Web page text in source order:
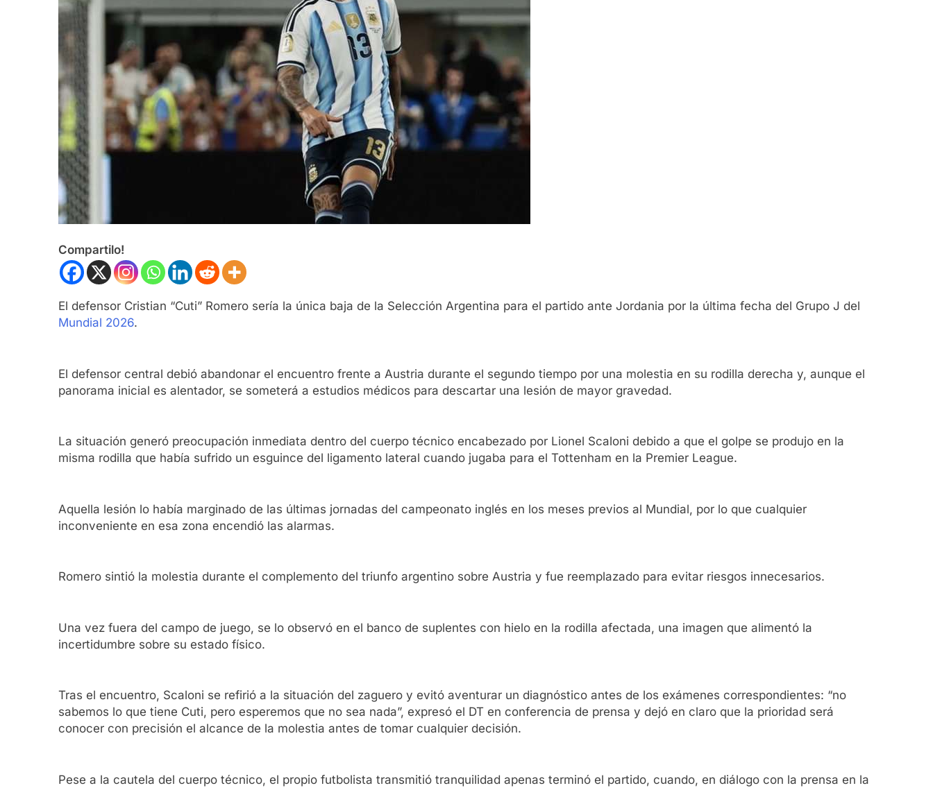
Compartilo!
El defensor Cristian “Cuti” Romero sería la única baja de la Selección Argentina para el partido ante Jordania por la última fecha del Grupo J del
Mundial 2026.
El defensor central debió abandonar el encuentro frente a Austria durante el segundo tiempo por una molestia en su rodilla derecha y, aunque el
panorama inicial es alentador, se someterá a estudios médicos para descartar una lesión de mayor gravedad.
La situación generó preocupación inmediata dentro del cuerpo técnico encabezado por Lionel Scaloni debido a que el golpe se produjo en la
misma rodilla que había sufrido un esguince del ligamento lateral cuando jugaba para el Tottenham en la Premier League.
Aquella lesión lo había marginado de las últimas jornadas del campeonato inglés en los meses previos al Mundial, por lo que cualquier
inconveniente en esa zona encendió las alarmas.
Romero sintió la molestia durante el complemento del triunfo argentino sobre Austria y fue reemplazado para evitar riesgos innecesarios.
Una vez fuera del campo de juego, se lo observó en el banco de suplentes con hielo en la rodilla afectada, una imagen que alimentó la
incertidumbre sobre su estado físico.
Tras el encuentro, Scaloni se refirió a la situación del zaguero y evitó aventurar un diagnóstico antes de los exámenes correspondientes: “no
sabemos lo que tiene Cuti, pero esperemos que no sea nada”, expresó el DT en conferencia de prensa y dejó en claro que la prioridad será
conocer con precisión el alcance de la molestia antes de tomar cualquier decisión.
Pese a la cautela del cuerpo técnico, el propio futbolista transmitió tranquilidad apenas terminó el partido, cuando, en diálogo con la prensa en la